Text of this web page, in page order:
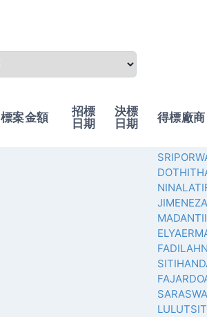
標案金額
招標
日期
決標
日期
得標廠商